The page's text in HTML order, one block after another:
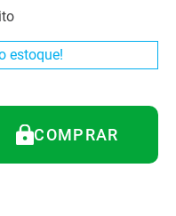
estoque!
COMPRAR